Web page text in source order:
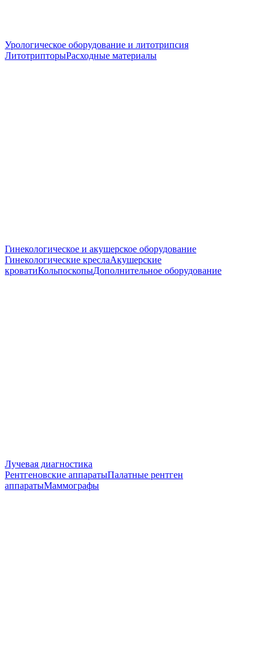
Урологическое оборудование и литотрипсия
ЛитотрипторыРасходные материалы
Гинекологическое и акушерское оборудование
Гинекологические креслаАкушерские
кроватиКольпоскопыДополнительное оборудование
Лучевая диагностика
Рентгеновские аппаратыПалатные рентген
аппаратыМаммографы